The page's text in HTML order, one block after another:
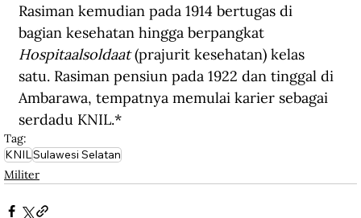
Rasiman kemudian pada 1914 bertugas di
bagian kesehatan hingga berpangkat
Hospitaalsoldaat (prajurit kesehatan) kelas
satu. Rasiman pensiun pada 1922 dan tinggal di
Ambarawa, tempatnya memulai karier sebagai
serdadu KNIL.*
Tag:
KNILSulawesi Selatan
Militer